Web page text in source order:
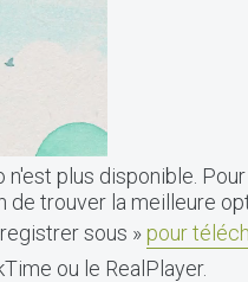
plus disponible. Pour
de trouver la meilleure
sous » pour
ou le RealPlayer.